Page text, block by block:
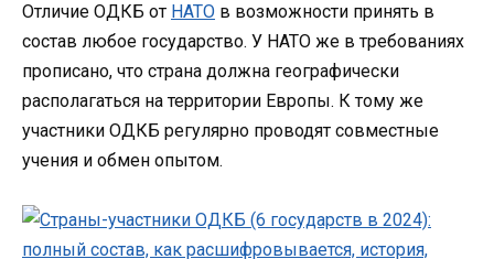
Отличие ОДКБ от НАТО в возможности принять в
состав любое государство. У НАТО же в требованиях
прописано, что страна должна географически
располагаться на территории Европы. К тому же
участники ОДКБ регулярно проводят совместные
учения и обмен опытом.